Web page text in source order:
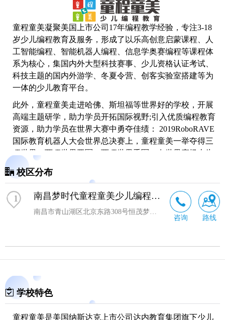
童程童美凝聚美国上市公司17年编程教学经验，专注3-18
岁少儿编程教育及服务，形成了以乐高创意启蒙课程、人
工智能编程、智能机器人编程、信息学奥赛编程等课程体
系为核心，集国内外大型科技赛事、少儿资格认证考试、
科技主题的国内外游学、冬夏令营、创客实验室搭建等为
一体的少儿教育平台。
此外，童程童美走进哈佛、斯坦福等世界好的学校，开展
高端主题研学，助力学员开拓国际视野;引入优质编程教育
资源，助力学员在世界大赛中勇夺佳绩： 2019RoboRAVE
国际教育机器人大会世界总决赛上，童程童美一举夺得三
项世界，两项世界亚军，两项世界季军，在世界赛场上为
今日的童程童美全面发展壮大，已在北京、上海、广州等
60个城市，建立了200家线下学习中心，累计培养学员7万
多名;同时推出“童程在线”提供面向全国的线上4-6人VIP小
教育平台，真正
教学体系落实创新教育理念，强调学生综合能力的培养和
实际解决问题能力的提升，在兴趣激发和思维锻炼的同
校区分布
1 南昌梦时代童程童美少儿编程培训
南昌市青山湖区北京东路308号恒茂梦时代7号楼4楼
咨询 路线
学校特色
童程童美是美国纳斯达克上市公司达内教育集团旗下少儿